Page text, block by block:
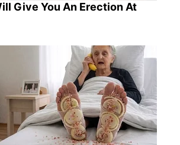
Give You An Erection At